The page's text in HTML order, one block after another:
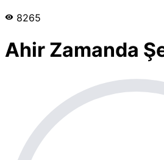
8265
Ahir Zamanda